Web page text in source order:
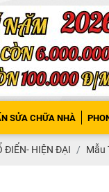
SỬA CHỮA NHÀ
ĐIỂN- HIỆN ĐẠI Mẫu